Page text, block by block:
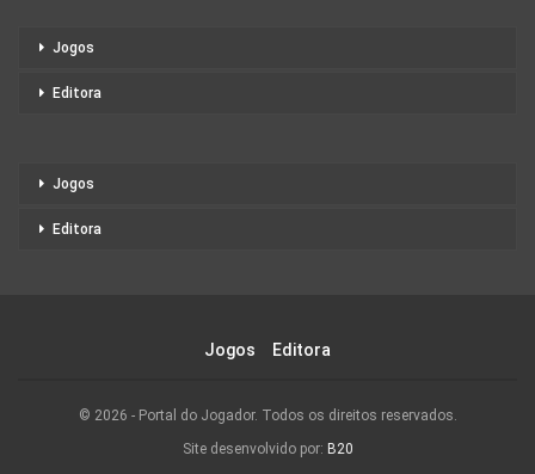
Jogos
Editora
Jogos
Editora
Jogos Editora
© 2026 - Portal do Jogador. Todos os direitos reservados.
Site desenvolvido por: B20